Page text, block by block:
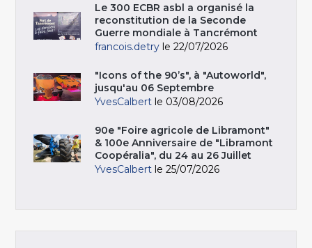
Le 300 ECBR asbl a organisé la
reconstitution de la Seconde
Guerre mondiale à Tancrémont
francois.detry le 22/07/2026
"Icons of the 90’s", à "Autoworld",
jusqu'au 06 Septembre
YvesCalbert le 03/08/2026
90e "Foire agricole de Libramont"
& 100e Anniversaire de "Libramont
Coopéralia", du 24 au 26 Juillet
YvesCalbert le 25/07/2026